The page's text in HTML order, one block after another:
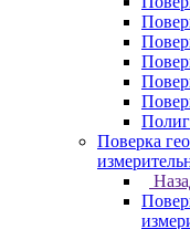
Поверка